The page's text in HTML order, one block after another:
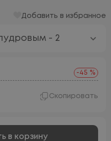
Добавить в избранное
- 2
-45 %
Скопировать
в корзину